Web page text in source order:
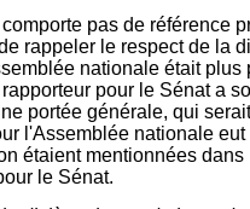
pas de
rappeler le respect de la
nationale était
pour le Sénat a
portée générale, qui
l'Assemblée nationale
étaient mentionnées
le Sénat.